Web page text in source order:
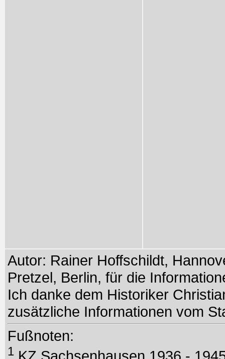
Autor: Rainer Hoffschildt,
Pretzel, Berlin, für die
Ich danke dem Historiker
zusätzliche Informationen vom
Fußnoten:
1 KZ Sachsenhausen 1936 -